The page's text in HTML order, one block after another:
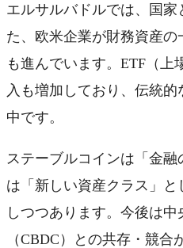
エルサルバドルでは、国家
た、欧米企業が財務資産の
も進んでいます。ETF（上
入も増加しており、伝統
中です。
ステーブルコインは「金
は「新しい資産クラス」
しつつあります。今後は
（CBDC）との共存・競